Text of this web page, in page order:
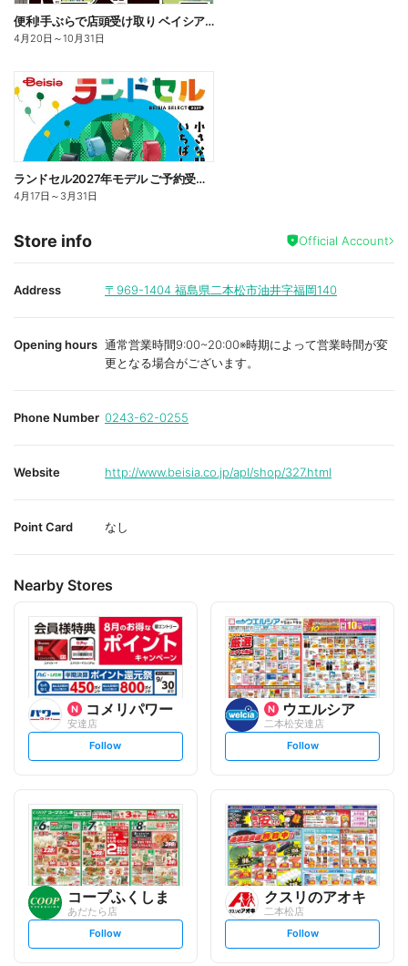
便利!手ぶらで店頭受け取り ベイシアBBQカタログ ご予約受付中!
4月20日 ～10月31日
ランドセル2027年モデル ご予約受付中!
4月17日 ～ 3月31日
Store info Official Account
Address 〒969-1404 福島県二本松市油井字福岡140
Opening hours 通常営業時間9:00~20:00※時期によって営業時間が変
更となる場合がございます。
Phone Number 0243-62-0255
Website http://www.beisia.co.jp/apl/shop/327.html
Point Card なし
Nearby Stores
コメリパワー
安達店
s
t
o
w
Follow
ウエルシア
二本松安達店
s
t
l
o
w
Follow
コープふくしま
あだたら店
s
t
Follow
クスリのアオキ
二本松店
s
t
Follow